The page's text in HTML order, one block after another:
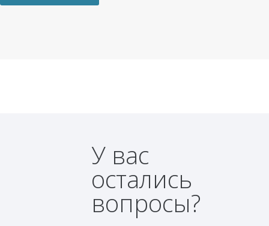
У вас
остались
вопросы?